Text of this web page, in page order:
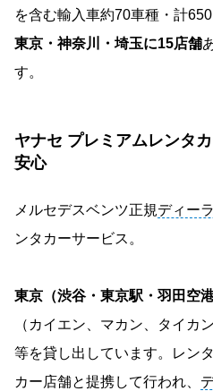
を含む輸入車約70車種・計
東京・神奈川・埼玉に15店舗
す。
ヤナセ プレミアムレンタ
安心
メルセデスベンツ正規ディー
ンタカーサービス。
東京（渋谷・東京駅・羽田空
（カイエン、マカン、タイカ
等を貸し出しています。レン
カー店舗と提携して行われ、